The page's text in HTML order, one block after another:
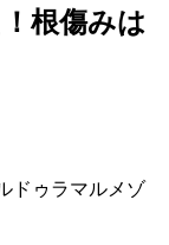
根傷みは